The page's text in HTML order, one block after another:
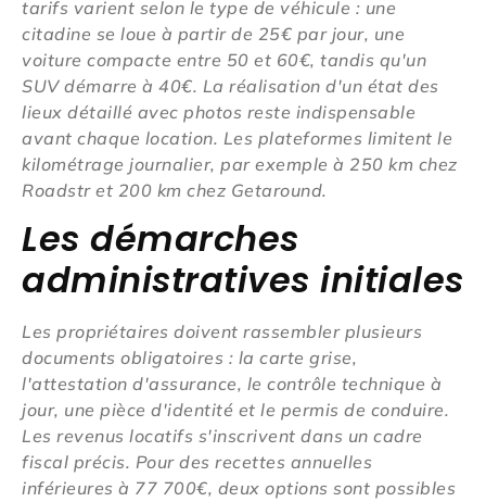
tarifs varient selon le type de véhicule : une
citadine se loue à partir de 25€ par jour, une
voiture compacte entre 50 et 60€, tandis qu'un
SUV démarre à 40€. La réalisation d'un état des
lieux détaillé avec photos reste indispensable
avant chaque location. Les plateformes limitent le
kilométrage journalier, par exemple à 250 km chez
Roadstr et 200 km chez Getaround.
Les démarches
administratives initiales
Les propriétaires doivent rassembler plusieurs
documents obligatoires : la carte grise,
l'attestation d'assurance, le contrôle technique à
jour, une pièce d'identité et le permis de conduire.
Les revenus locatifs s'inscrivent dans un cadre
fiscal précis. Pour des recettes annuelles
inférieures à 77 700€, deux options sont possibles